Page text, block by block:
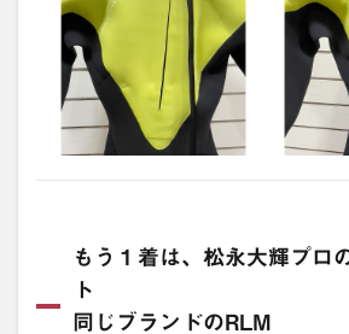
もう１着は、松永大輝プロ
ト
同じブランドのRLM